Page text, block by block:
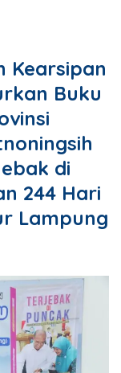
Kearsipan
Buku
di
244 Hari
Lampung